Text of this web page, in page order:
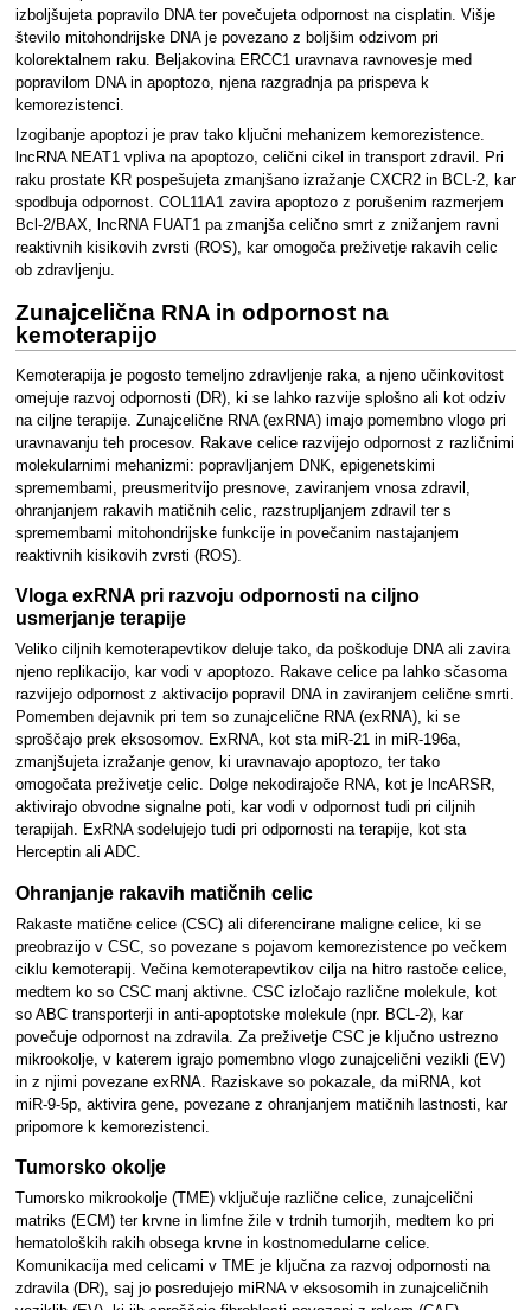
izboljšujeta popravilo DNA ter povečujeta odpornost na cisplatin. Višje
število mitohondrijske DNA je povezano z boljšim odzivom pri
kolorektalnem raku. Beljakovina ERCC1 uravnava ravnovesje med
popravilom DNA in apoptozo, njena razgradnja pa prispeva k
kemorezistenci.
Izogibanje apoptozi je prav tako ključni mehanizem kemorezistence.
lncRNA NEAT1 vpliva na apoptozo, celični cikel in transport zdravil. Pri
raku prostate KR pospešujeta zmanjšano izražanje CXCR2 in BCL-2, kar
spodbuja odpornost. COL11A1 zavira apoptozo z porušenim razmerjem
Bcl-2/BAX, lncRNA FUAT1 pa zmanjša celično smrt z znižanjem ravni
reaktivnih kisikovih zvrsti (ROS), kar omogoča preživetje rakavih celic
ob zdravljenju.
Zunajcelična RNA in odpornost na
kemoterapijo
Kemoterapija je pogosto temeljno zdravljenje raka, a njeno učinkovitost
omejuje razvoj odpornosti (DR), ki se lahko razvije splošno ali kot odziv
na ciljne terapije. Zunajcelične RNA (exRNA) imajo pomembno vlogo pri
uravnavanju teh procesov. Rakave celice razvijejo odpornost z različnimi
molekularnimi mehanizmi: popravljanjem DNK, epigenetskimi
spremembami, preusmeritvijo presnove, zaviranjem vnosa zdravil,
ohranjanjem rakavih matičnih celic, razstrupljanjem zdravil ter s
spremembami mitohondrijske funkcije in povečanim nastajanjem
reaktivnih kisikovih zvrsti (ROS).
Vloga exRNA pri razvoju odpornosti na ciljno
usmerjanje terapije
Veliko ciljnih kemoterapevtikov deluje tako, da poškoduje DNA ali zavira
njeno replikacijo, kar vodi v apoptozo. Rakave celice pa lahko sčasoma
razvijejo odpornost z aktivacijo popravil DNA in zaviranjem celične smrti.
Pomemben dejavnik pri tem so zunajcelične RNA (exRNA), ki se
sproščajo prek eksosomov. ExRNA, kot sta miR-21 in miR-196a,
zmanjšujeta izražanje genov, ki uravnavajo apoptozo, ter tako
omogočata preživetje celic. Dolge nekodirajoče RNA, kot je lncARSR,
aktivirajo obvodne signalne poti, kar vodi v odpornost tudi pri ciljnih
terapijah. ExRNA sodelujejo tudi pri odpornosti na terapije, kot sta
Herceptin ali ADC.
Ohranjanje rakavih matičnih celic
Rakaste matične celice (CSC) ali diferencirane maligne celice, ki se
preobrazijo v CSC, so povezane s pojavom kemorezistence po večkem
ciklu kemoterapij. Večina kemoterapevtikov cilja na hitro rastoče celice,
medtem ko so CSC manj aktivne. CSC izločajo različne molekule, kot
so ABC transporterji in anti-apoptotske molekule (npr. BCL-2), kar
povečuje odpornost na zdravila. Za preživetje CSC je ključno ustrezno
mikrookolje, v katerem igrajo pomembno vlogo zunajcelični vezikli (EV)
in z njimi povezane exRNA. Raziskave so pokazale, da miRNA, kot
miR-9-5p, aktivira gene, povezane z ohranjanjem matičnih lastnosti, kar
pripomore k kemorezistenci.
Tumorsko okolje
Tumorsko mikrookolje (TME) vključuje različne celice, zunajcelični
matriks (ECM) ter krvne in limfne žile v trdnih tumorjih, medtem ko pri
hematoloških rakih obsega krvne in kostnomedularne celice.
Komunikacija med celicami v TME je ključna za razvoj odpornosti na
zdravila (DR), saj jo posredujejo miRNA v eksosomih in zunajceličnih